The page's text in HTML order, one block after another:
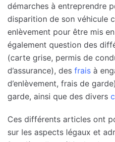
démarches à entreprendre
disparition de son véhicule
enlèvement pour être mis
également question des
(carte grise, permis de
d’assurance), des frais à
d’enlèvement, frais de
garde, ainsi que des divers
Ces différents articles ont
sur les aspects légaux et